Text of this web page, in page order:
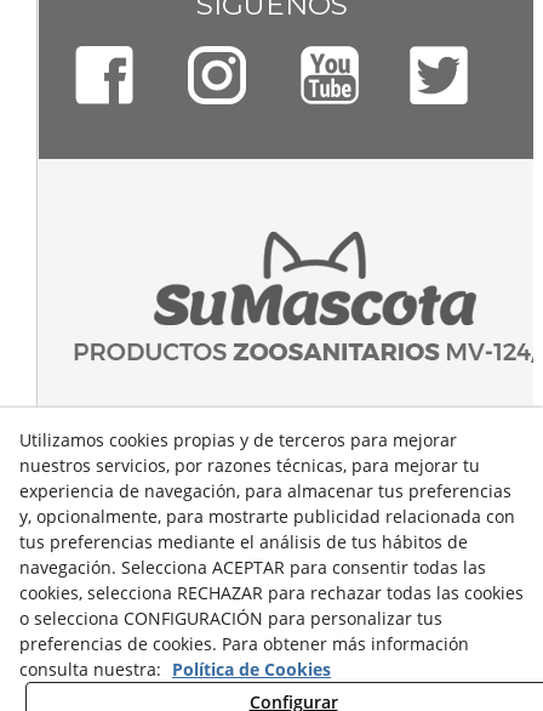
Utilizamos cookies propias y de terceros para mejorar
nuestros servicios, por razones técnicas, para mejorar tu
experiencia de navegación, para almacenar tus preferencias
y, opcionalmente, para mostrarte publicidad relacionada con
tus preferencias mediante el análisis de tus hábitos de
navegación. Selecciona ACEPTAR para consentir todas las
cookies, selecciona RECHAZAR para rechazar todas las cookies
o selecciona CONFIGURACIÓN para personalizar tus
preferencias de cookies. Para obtener más información
consulta nuestra: Política de Cookies
Configurar